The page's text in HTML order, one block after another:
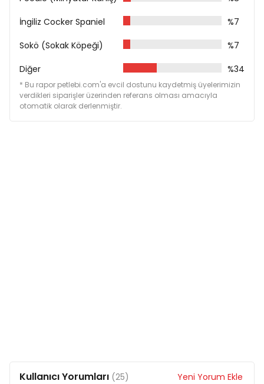
Yemek kabının yanında daima taze ve temiz su
bulundurunuz.
Açıldıktan sonra buzdolabında saklayınız.
Çukurlaşmış veya şişmiş konserveleri açmayınız.
Son kullanma tarihi/parti numarası için alt veya üst
kapağa bakınız.
İngiliz Cocker Spaniel
%7
Sokö (Sokak Köpeği)
%7
Diğer
%34
* Bu rapor petlebi.com'a evcil dostunu kaydetmiş üyelerimizin
verdikleri siparişler üzerinden referans olması amacıyla
otomatik olarak derlenmiştir.
Kullanıcı Yorumları (25) Yeni Yorum Ekle